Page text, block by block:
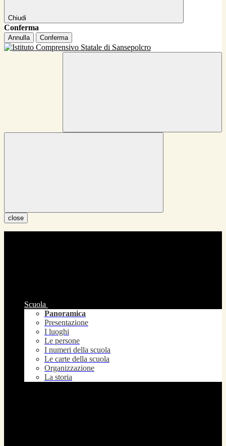
Chiudi
Conferma
Annulla Conferma
close
Scuola
Panoramica
Presentazione
I luoghi
Le persone
I numeri della scuola
Le carte della scuola
Organizzazione
La storia